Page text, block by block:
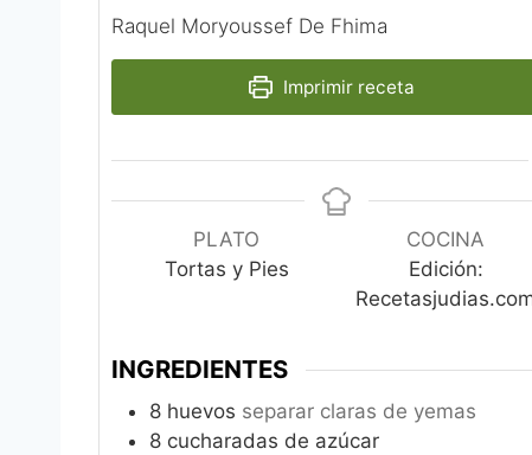
Raquel Moryoussef De Fhima‎
Imprimir receta
PLATO
Tortas y Pies
COCINA
Edición:
INGREDIENTES
8 huevos separar claras de yemas
8 cucharadas de azúcar